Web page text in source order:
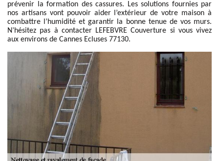
prévenir la formation des cassures. Les solutions fournies par
nos artisans vont pouvoir aider l’extérieur de votre maison à
combattre l’humidité et garantir la bonne tenue de vos murs.
N’hésitez pas à contacter LEFEBVRE Couverture si vous vivez
aux environs de Cannes Ecluses 77130.